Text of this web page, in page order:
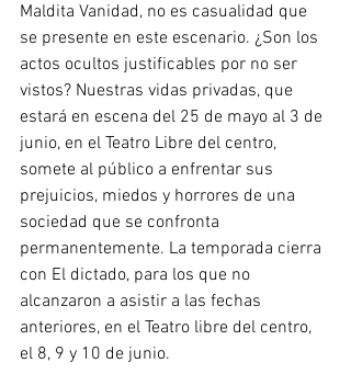
Maldita Vanidad, no es casualidad que
se presente en este escenario. ¿Son los
actos ocultos justificables por no ser
vistos? Nuestras vidas privadas, que
estará en escena del 25 de mayo al 3 de
junio, en el Teatro Libre del centro,
somete al público a enfrentar sus
prejuicios, miedos y horrores de una
sociedad que se confronta
permanentemente. La temporada cierra
con El dictado, para los que no
alcanzaron a asistir a las fechas
anteriores, en el Teatro libre del centro,
el 8, 9 y 10 de junio.